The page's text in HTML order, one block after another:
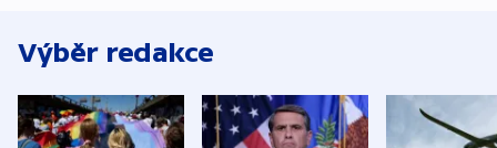
Výběr redakce